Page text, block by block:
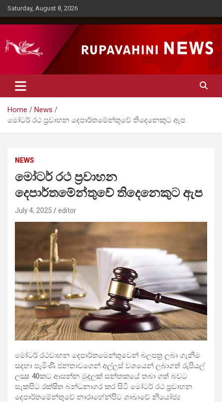
Skip
to
content
Saturday, August 8, 2026
Rupavahini News
Home
News
මෝටර් රථ ප්‍රවාහන දෙපාර්තමේන්තුවේ තිදෙනෙකුට ඇප
NEWS
මෝටර් රථ ප්‍රවාහන
දෙපාර්තමේන්තුවේ තිදෙනෙකුට ඇප
July 4, 2025 editor
මෝටර් රථවාහන දෙපාර්තමෙන්තුවෙන් බලපත්‍ර ලබා ගැනීම
සදහා පැමිණී ජනතාවගෙන් අල්ලස් වශයෙන් ලබාගත් රුපියල්
ලක්‍ෂ 40කට ආසන්න මුදලක් සන්තකයේ තබා ගත් බවට
සැකපිට රක්ෂිත බන්ධනාගර කර සිටි මෝටර් රථ ප්‍රවාහන
දෙපාර්තමේන්තුවේ නාරාහේන්පිට ශාඛාවේ නියෝජ්‍ය